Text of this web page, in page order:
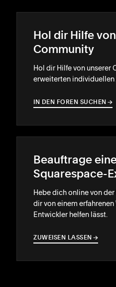
Hol dir Hilfe
Community
Hol dir Hilfe von unserer
erweiterten individuellen
IN DEN FOREN SUCHEN →
→
Beauftrage
Squarespace-
Hebe dich online von
dir von einem
Entwickler helfen lässt.
ZUWEISEN LASSEN →
→